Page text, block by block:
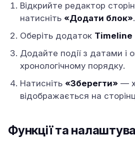
Відкрийте редактор
натисніть «Додати блок».
Оберіть додаток Timeline
Додайте події з датами і
хронологічному порядку.
Натисніть «Зберегти» —
відображається на
Функції та